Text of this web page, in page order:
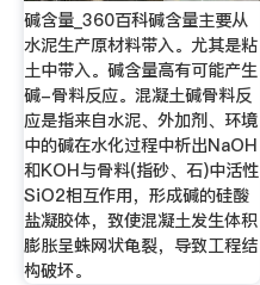
碱含量_360百科碱含量主要从
水泥生产原材料带入。尤其是粘
土中带入。碱含量高有可能产生
碱-骨料反应。混凝土碱骨料反
应是指来自水泥、外加剂、环境
中的碱在水化过程中析出NaOH
和KOH与骨料(指砂、石)中活性
SiO2相互作用，形成碱的硅酸
盐凝胶体，致使混凝土发生体积
膨胀呈蛛网状龟裂，导致工程结
构破坏。